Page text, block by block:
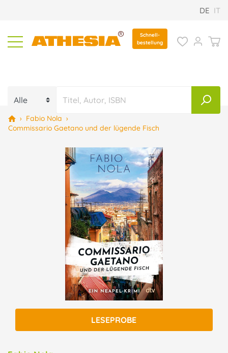
DE IT
Schnell-
bestellung
› Fabio Nola ›
Commissario Gaetano und der lügende Fisch
LESEPROBE